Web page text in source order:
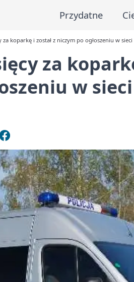
Przydatne
za koparkę i został z niczym po ogłoszeniu w sieci
za
w sieci